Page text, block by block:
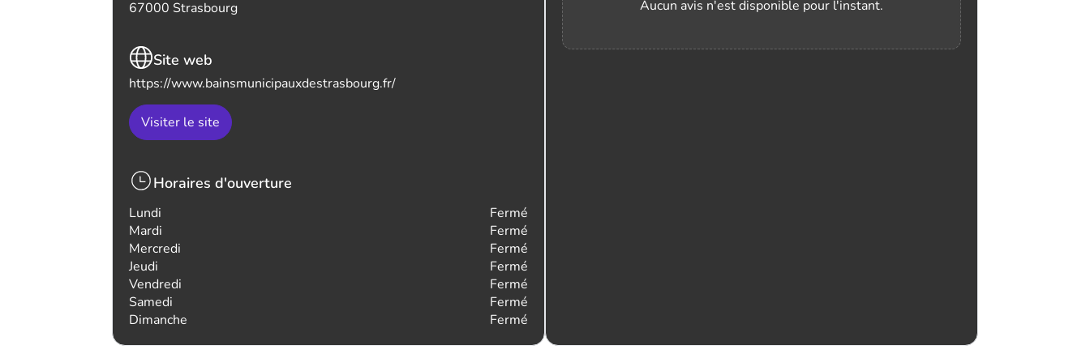
67000 Strasbourg
Site web
https://www.bainsmunicipauxdestrasbourg.fr/
Visiter le site
Horaires d'ouverture
Lundi
Fermé
Mardi
Fermé
Mercredi
Fermé
Jeudi
Fermé
Vendredi
Fermé
Samedi
Fermé
Dimanche
Fermé
Aucun avis n'est disponible pour l'instant.